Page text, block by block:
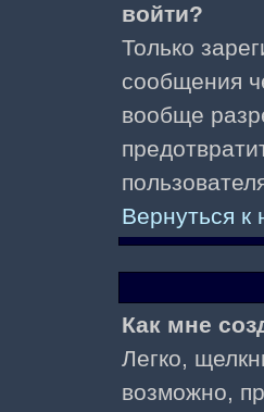
войти?
Только
сообщения
вообще
Вернуться к
Как мне
Легко,
возможно,